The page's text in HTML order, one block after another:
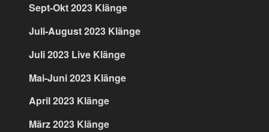
Sept-Okt 2023 Klänge
Juli-August 2023 Klänge
Juli 2023 Live Klänge
Mai-Juni 2023 Klänge
April 2023 Klänge
März 2023 Klänge